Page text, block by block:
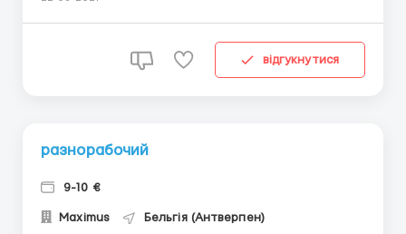
аудио- и видеозаписей. Требования: мужчины,
женщины, семейные пары; возра...
відгукнутися
разнорабочий
9-10 €
Maximus Бельгія (Антверпен)